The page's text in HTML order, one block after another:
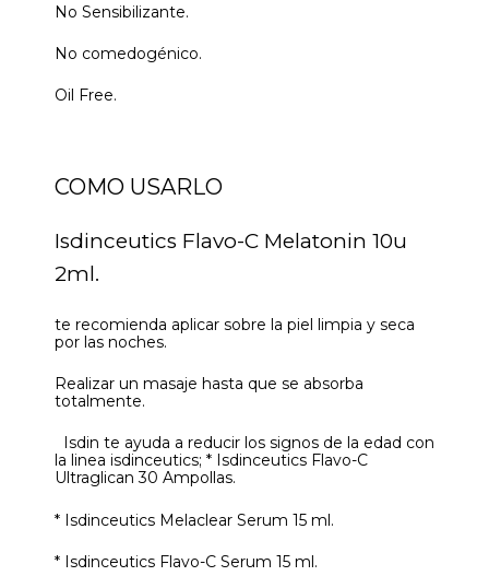
No Sensibilizante.
No comedogénico.
Oil Free.
COMO USARLO
Isdinceutics Flavo-C Melatonin 10u
2ml.
te recomienda aplicar sobre la piel limpia y seca
por las noches.
Realizar un masaje hasta que se absorba
totalmente.
Isdin te ayuda a reducir los signos de la edad con
la linea isdinceutics; * Isdinceutics Flavo-C
Ultraglican 30 Ampollas.
* Isdinceutics Melaclear Serum 15 ml.
* Isdinceutics Flavo-C Serum 15 ml.